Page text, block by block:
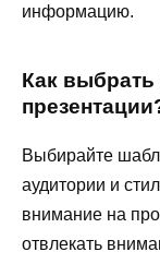
информацию.
Как
Выбирайте
аудитории и
внимание на
отвлекать